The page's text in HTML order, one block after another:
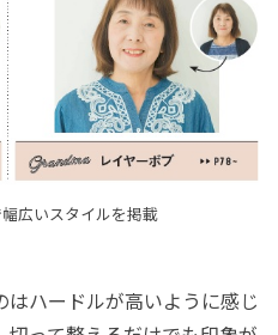
広いスタイルを掲載
ハードルが高いように感じ